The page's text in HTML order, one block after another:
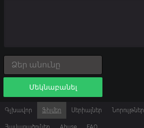
Մեկնաբանել
Գլխավոր Ֆիլմեր Սերիալներ Նորույթներ